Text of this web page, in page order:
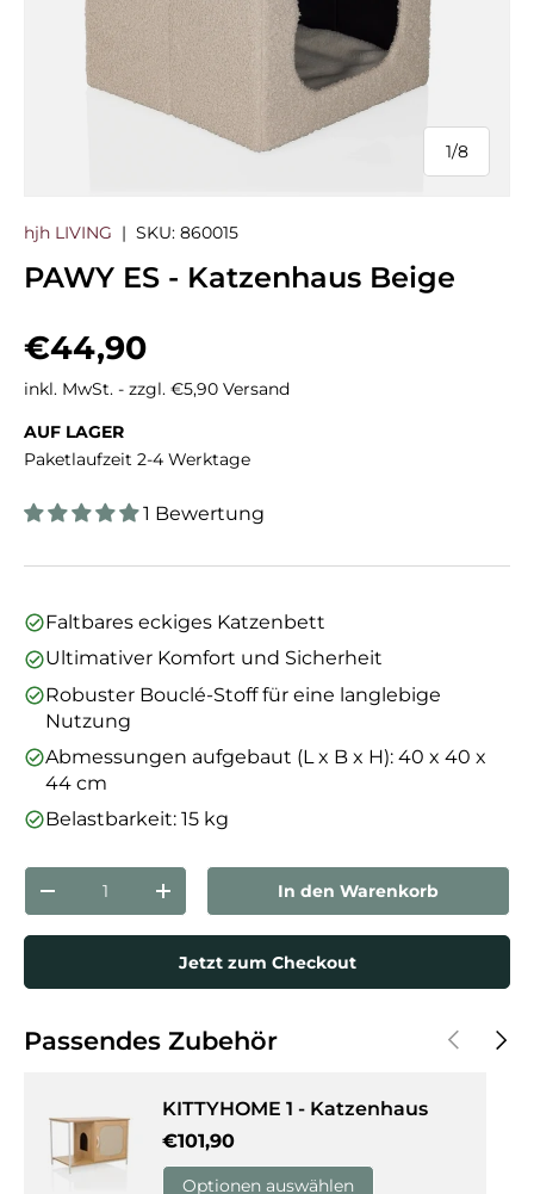
1/
von
8
hjh LIVING | SKU: 860015
PAWY ES - Katzenhaus Beige
Normaler Preis
€44,90
inkl. MwSt. - zzgl. €5,90 Versand
AUF LAGER
Paketlaufzeit 2-4 Werktage
1 Bewertung
Faltbares eckiges Katzenbett
Ultimativer Komfort und Sicherheit
Robuster Bouclé-Stoff für eine langlebige
Nutzung
Abmessungen aufgebaut (L x B x H): 40 x 40 x
44 cm
Belastbarkeit: 15 kg
Anzahl
Menge verringernMenge erhöhenIn den Warenkorb
Jetzt zum Checkout
Passendes Zubehör Vorherige
KITTYHOME 1 - Katzenhaus
Normaler Preis
€101,90
Optionen auswählen